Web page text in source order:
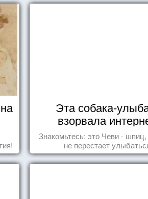
Эта собака-
взорвала
Знакомьтесь: это Чеви -
не перестает